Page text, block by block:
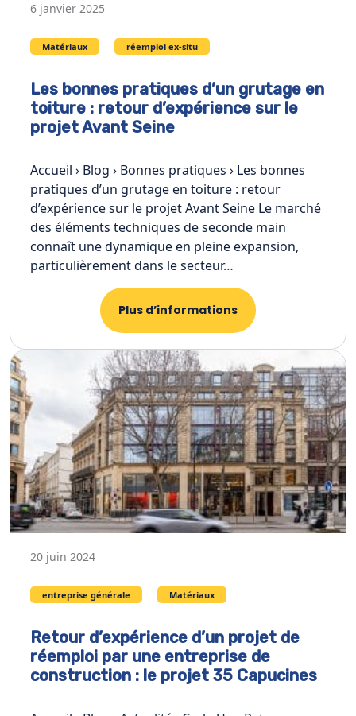
6 janvier 2025
Matériaux réemploi ex-situ
Les bonnes pratiques d’un grutage en
toiture : retour d’expérience sur le
projet Avant Seine
Accueil › Blog › Bonnes pratiques › Les bonnes
pratiques d’un grutage en toiture : retour
d’expérience sur le projet Avant Seine Le marché
des éléments techniques de seconde main
connaît une dynamique en pleine expansion,
particulièrement dans le secteur…
Plus d’informations
20 juin 2024
entreprise générale Matériaux
Retour d’expérience d’un projet de
réemploi par une entreprise de
construction : le projet 35 Capucines